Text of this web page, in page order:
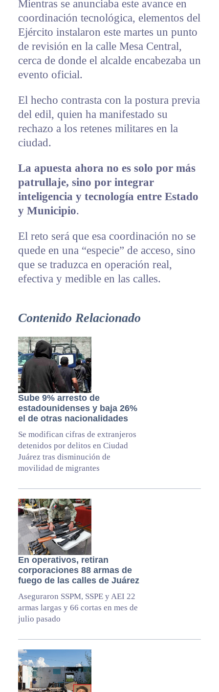
Mientras se anunciaba este avance en
coordinación tecnológica, elementos del
Ejército instalaron este martes un punto
de revisión en la calle Mesa Central,
cerca de donde el alcalde encabezaba un
evento oficial.
El hecho contrasta con la postura previa
del edil, quien ha manifestado su
rechazo a los retenes militares en la
ciudad.
La apuesta ahora no es solo por más
patrullaje, sino por integrar
inteligencia y tecnología entre Estado
y Municipio.
El reto será que esa coordinación no se
quede en una “especie” de acceso, sino
que se traduzca en operación real,
efectiva y medible en las calles.
Contenido Relacionado
Sube 9% arresto de
estadounidenses y baja 26%
el de otras nacionalidades
Se modifican cifras de extranjeros
detenidos por delitos en Ciudad
Juárez tras disminución de
movilidad de migrantes
En operativos, retiran
corporaciones 88 armas de
fuego de las calles de Juárez
Aseguraron SSPM, SSPE y AEI 22
armas largas y 66 cortas en mes de
julio pasado